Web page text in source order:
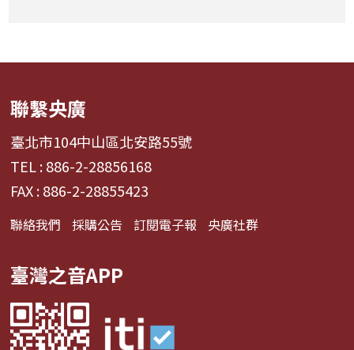
聯繫央廣
臺北市104中山區北安路55號
TEL : 886-2-28856168
FAX : 886-2-28855423
聯絡我們 採購公告 訂閱電子報 央廣社群
臺灣之音APP